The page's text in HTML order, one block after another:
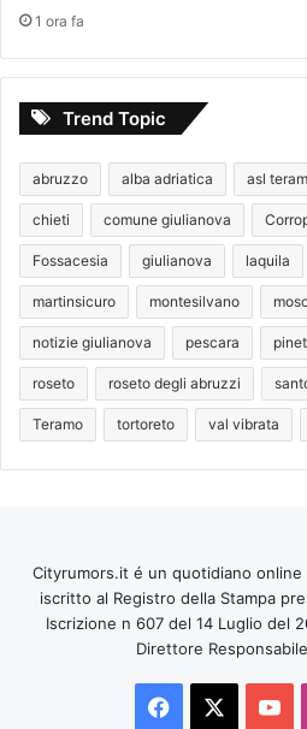
1 ora fa
Trend Topic
abruzzo alba adriatica asl
chieti comune giulianova
Fossacesia giulianova laquila
martinsicuro montesilvano
notizie giulianova pescara
roseto roseto degli abruzzi
Teramo tortoreto val vibrata
Cityrumors.it é un quotidiano
iscritto al Registro della Stampa
Iscrizione n 607 del 14 Luglio del
Direttore
Facebook